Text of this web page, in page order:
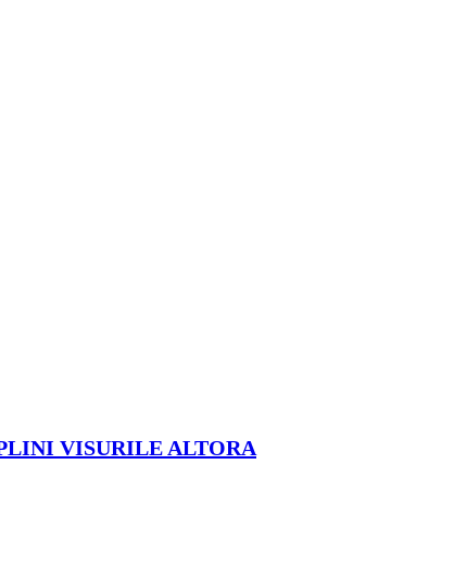
VISURILE ALTORA